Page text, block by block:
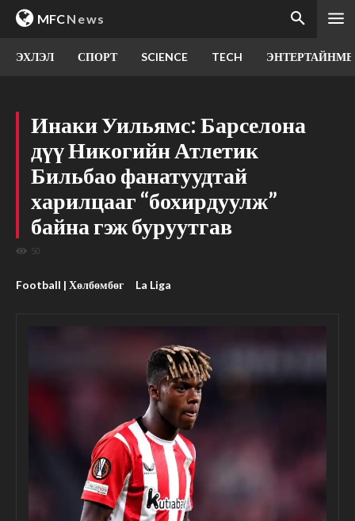
MFCNews
ЭХЛЭЛ СПОРТ SCIENCE TECH
Инаки Уильямс: Барселона
дүү Никогийн Атлетик
Бильбао фанатуудтай
харилцааг “бохирдуулж”
байна гэж буруутгав
50
Football | Хөлбөмбөг La Liga